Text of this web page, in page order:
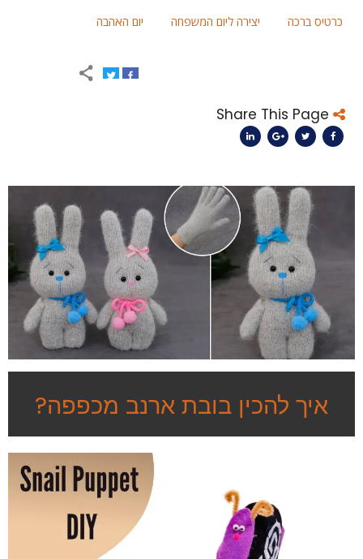
כרטיס ברכה יצירה ליום המשפחה יום האהבה
Share This Page
איך להכין בובת ארנב מכפפה?